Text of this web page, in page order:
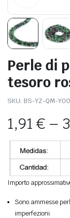
Perle di
tesoro
SKU: BS-YZ-QM-
1,91€ –
Importo
Sono ammesse
imperfezioni.